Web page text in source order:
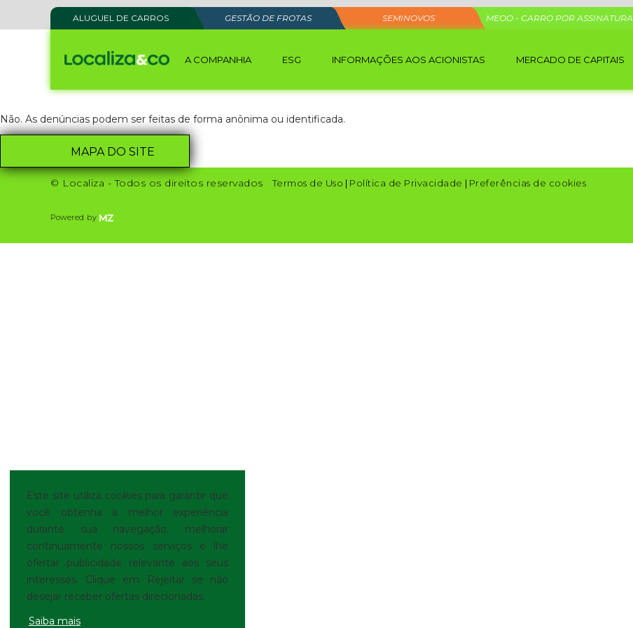
Este site utiliza cookies para garantir que
você obtenha a melhor experiência
durante sua navegação, melhorar
continuamente nossos serviços e lhe
ofertar publicidade relevante aos seus
interesses. Clique em Rejeitar se não
desejar receber ofertas direcionadas.
Saiba mais
ALUGUEL DE CARROS GESTÃO DE FROTAS SEMINOVOS MEOO - CARRO POR ASSINATURA
A COMPANHIA ESG INFORMAÇÕES AOS ACIONISTAS MERCADO DE CAPITAIS
Não. As denúncias podem ser feitas de forma anônima ou identificada.
MAPA DO SITE
© Localiza - Todos os direitos reservados Termos de Uso | Política de Privacidade | Preferências de cookies
Powered by